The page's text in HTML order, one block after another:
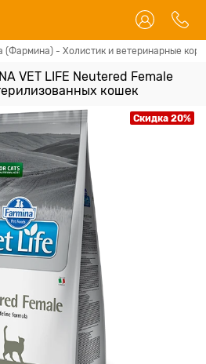
(Фармина) - Холистик и ветеринарные
VET LIFE Neutered Female
кошек
Скидка 20%